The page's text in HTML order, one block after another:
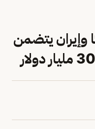
وإيران يتضمن